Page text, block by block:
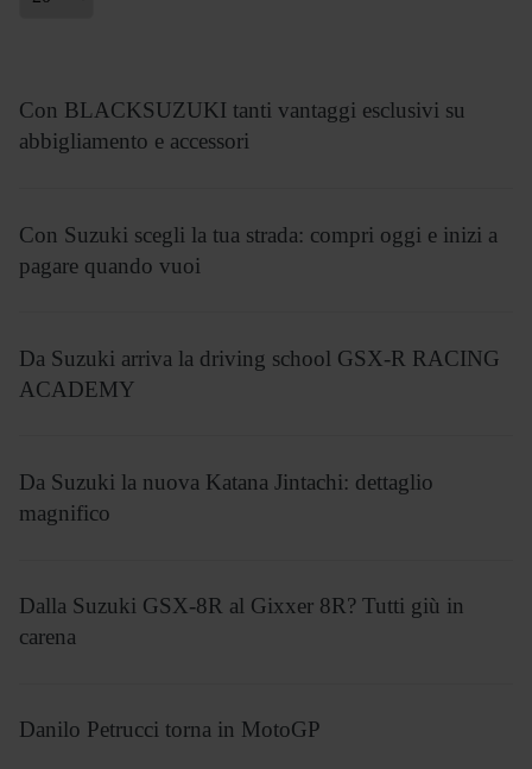
Con BLACKSUZUKI tanti vantaggi esclusivi su
abbigliamento e accessori
Con Suzuki scegli la tua strada: compri oggi e inizi a
pagare quando vuoi
Da Suzuki arriva la driving school GSX-R RACING
ACADEMY
Da Suzuki la nuova Katana Jintachi: dettaglio
magnifico
Dalla Suzuki GSX-8R al Gixxer 8R? Tutti giù in
carena
Danilo Petrucci torna in MotoGP